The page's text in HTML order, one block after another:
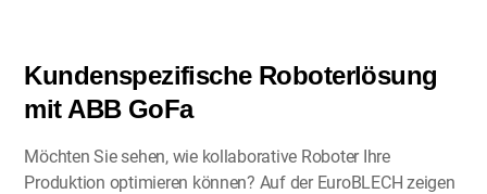
Kundenspezifische Roboterlösung
mit ABB GoFa
Möchten Sie sehen, wie kollaborative Roboter Ihre
Produktion optimieren können? Auf der EuroBLECH zeigen